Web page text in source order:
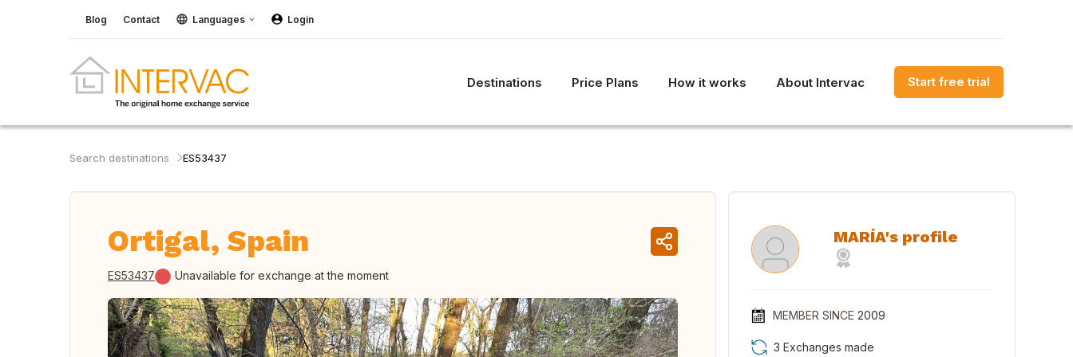
Blog Contact Languages Login
Destinations Price Plans How it works About Intervac Start free trial
Search destinations ES53437
Ortigal, Spain
ES53437 Unavailable for exchange at the moment
MARÍA's profile
MEMBER SINCE 2009
3 Exchanges made